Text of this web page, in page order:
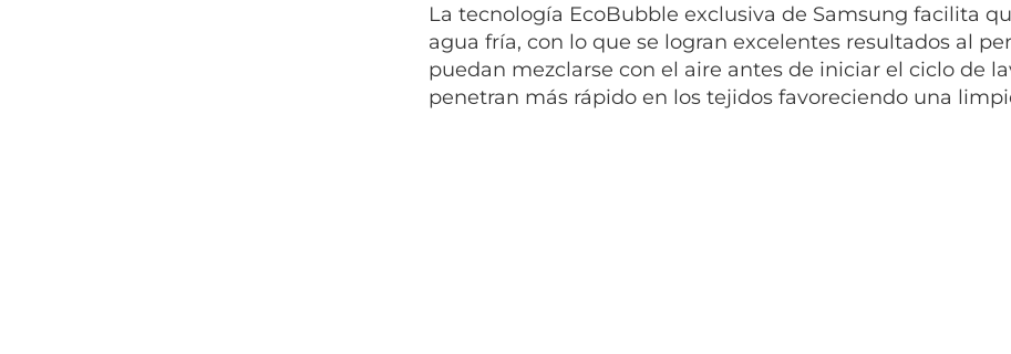
La tecnología EcoBubble exclusiva de Samsung facilita
agua fría, con lo que se logran excelentes resultados al
puedan mezclarse con el aire antes de iniciar el ciclo de
penetran más rápido en los tejidos favoreciendo una